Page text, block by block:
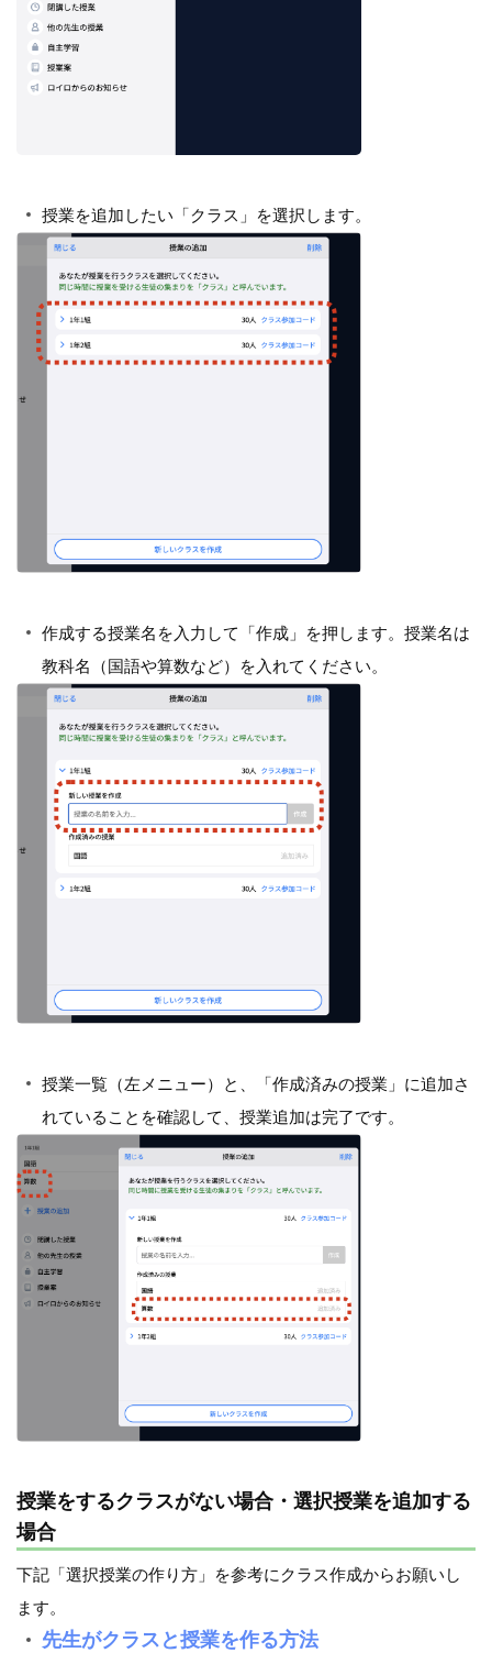
授業を追加したい「クラス」を選択します。
作成する授業名を入力して「作成」を押します。授業名は
教科名（国語や算数など）を入れてください。
授業一覧（左メニュー）と、「作成済みの授業」に追加さ
れていることを確認して、授業追加は完了です。
授業をするクラスがない場合・選択授業を追加する
場合
下記「選択授業の作り方」を参考にクラス作成からお願いし
ます。
先生がクラスと授業を作る方法